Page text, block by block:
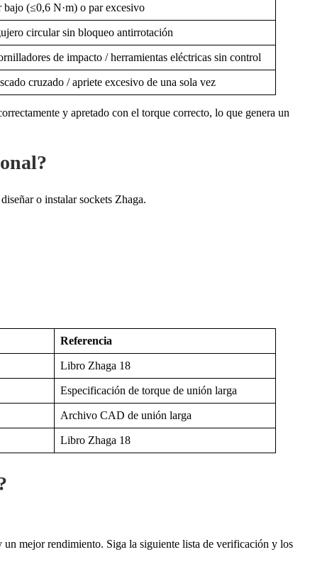
bajo (≤0,6 N·m) o par excesivo
circular sin bloqueo antirrotación
de impacto / herramientas eléctricas sin control
cruzado / apriete excesivo de una sola vez
y apretado con el torque correcto, lo que genera un
o instalar sockets Zhaga.
Referencia
Libro Zhaga 18
Especificación de torque de unión larga
Archivo CAD de unión larga
Libro Zhaga 18
mejor rendimiento. Siga la siguiente lista de verificación y los